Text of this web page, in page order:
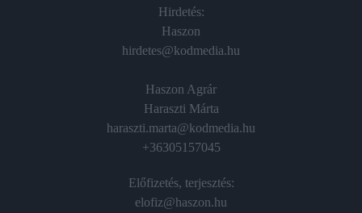
Hirdetés:
Haszon
hirdetes@kodmedia.hu
Haszon Agrár
Haraszti Márta
haraszti.marta@kodmedia.hu
+36305157045
Előfizetés, terjesztés:
elofiz@haszon.hu